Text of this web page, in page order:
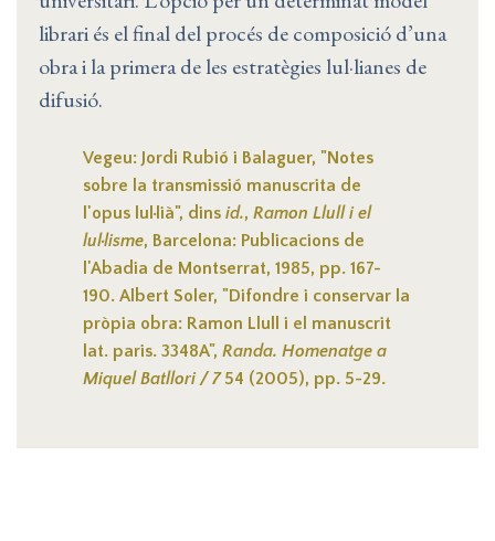
librari és el final del procés de composició d’una
obra i la primera de les estratègies lul·lianes de
difusió.
Vegeu: Jordi Rubió i Balaguer, "Notes
sobre la transmissió manuscrita de
l'opus lul·lià", dins id., Ramon Llull i el
lul·lisme, Barcelona: Publicacions de
l'Abadia de Montserrat, 1985, pp. 167-
190. Albert Soler, "Difondre i conservar la
pròpia obra: Ramon Llull i el manuscrit
lat. paris. 3348A", Randa. Homenatge a
Miquel Batllori / 754 (2005), pp. 5-29.